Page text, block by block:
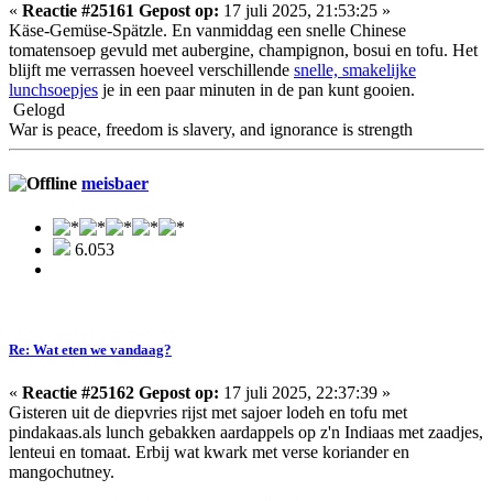
« Reactie #25161 Gepost op: 17 juli 2025, 21:53:25 »
Käse-Gemüse-Spätzle. En vanmiddag een snelle Chinese
tomatensoep gevuld met aubergine, champignon, bosui en tofu. Het
blijft me verrassen hoeveel verschillende snelle, smakelijke
lunchsoepjes je in een paar minuten in de pan kunt gooien.
Gelogd
War is peace, freedom is slavery, and ignorance is strength
meisbaer
6.053
Re: Wat eten we vandaag?
« Reactie #25162 Gepost op: 17 juli 2025, 22:37:39 »
Gisteren uit de diepvries rijst met sajoer lodeh en tofu met
pindakaas.als lunch gebakken aardappels op z'n Indiaas met zaadjes,
lenteui en tomaat. Erbij wat kwark met verse koriander en
mangochutney.